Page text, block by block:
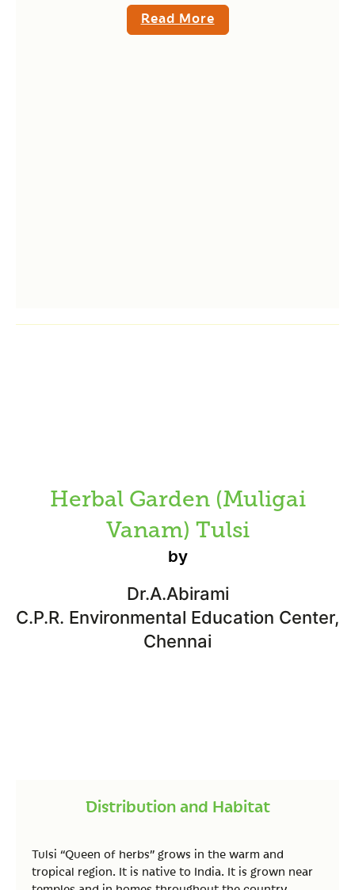
Read More
Herbal Garden (Muligai
Vanam) Tulsi
by
Dr.A.Abirami
C.P.R. Environmental Education Center,
Chennai
Distribution and Habitat
Tulsi “Queen of herbs” grows in the warm and
tropical region. It is native to India. It is grown near